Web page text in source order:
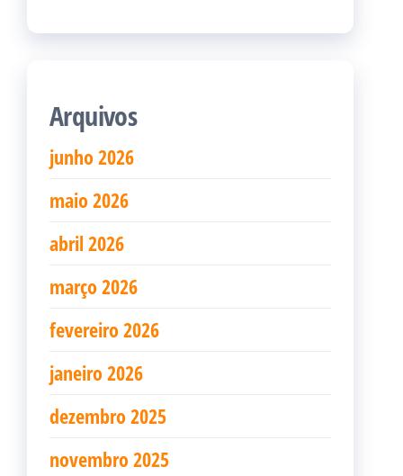
Arquivos
junho 2026
maio 2026
abril 2026
março 2026
fevereiro 2026
janeiro 2026
dezembro 2025
novembro 2025